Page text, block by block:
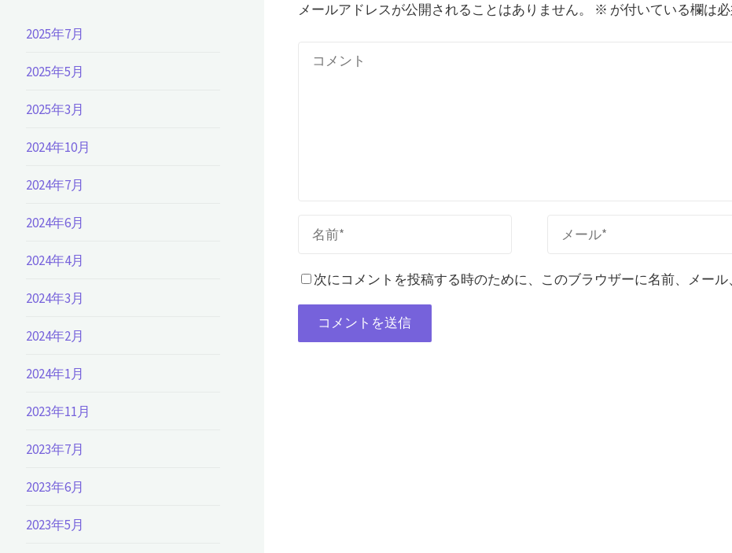
メールアドレスが公開されることはありません。 ※ が付いている欄は
次にコメントを投稿する時のために、このブラウザーに名前、メール
2025年7月
2025年5月
2025年3月
2024年10月
2024年7月
2024年6月
2024年4月
2024年3月
2024年2月
2024年1月
2023年11月
2023年7月
2023年6月
2023年5月